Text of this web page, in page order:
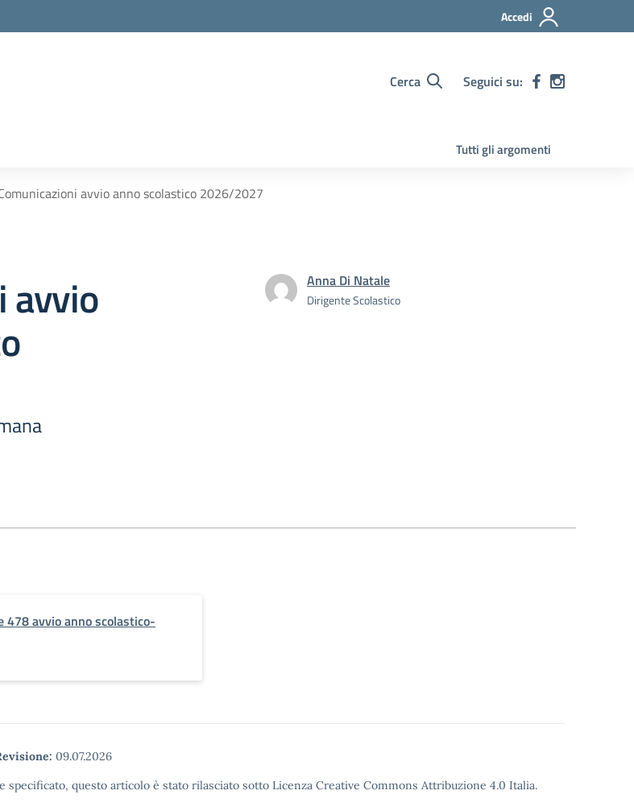
Accedi
Cerca Seguici su:
Tutti gli argomenti
avvio anno scolastico 2026/2027
avvio Anna Di Natale
Dirigente Scolastico
478 avvio anno scolastico-
09.07.2026
specificato, questo articolo è stato rilasciato sotto Licenza Creative Commons Attribuzione 4.0 Italia.